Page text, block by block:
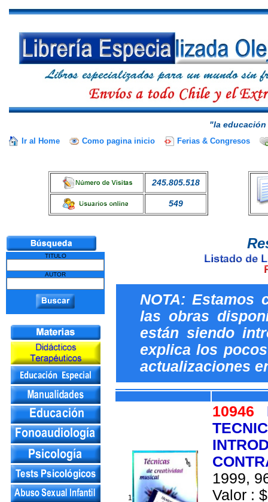
"la
Ir al Home Como pagina inicio Ferias & Congresos
245.805.518
549
TITULO
AUTOR
NOTA: Estamos
las obras
están siendo
explica los
actualizaciones
1
10946
1999,
Valor :